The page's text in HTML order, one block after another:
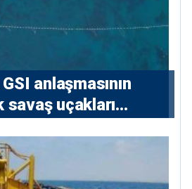
anlaşmasının
savaş uçakları